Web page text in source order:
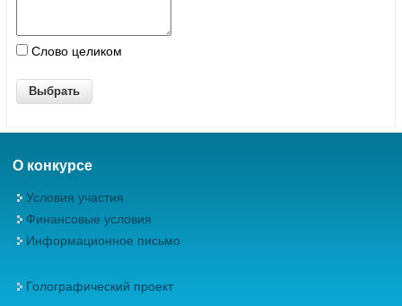
Слово целиком
О конкурсе
Условия участия
Финансовые условия
Информационное письмо
Голографический проект